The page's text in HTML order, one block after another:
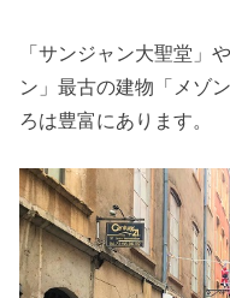
「サンジャン大聖堂」
ン」最古の建物「メゾ
ろは豊富にあります。